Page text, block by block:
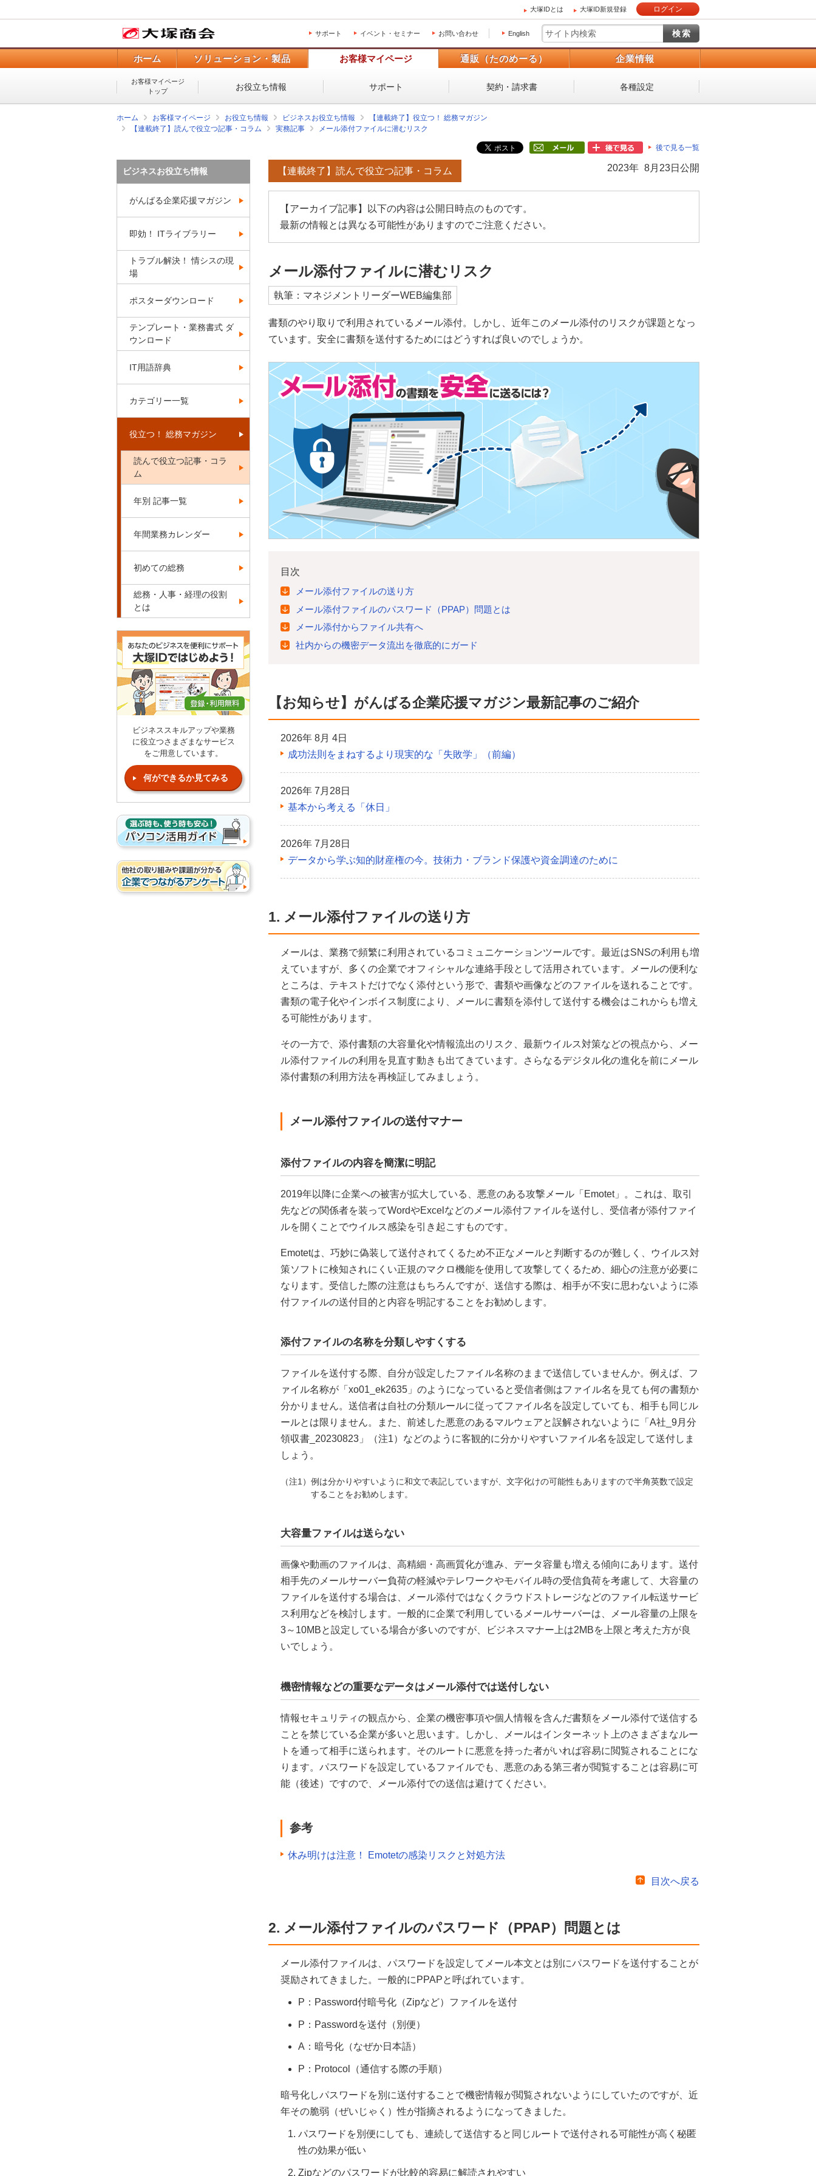
大塚IDとは 大塚ID新規登録 ログイン
サポート イベント・セミナー お問い合わせ English
ホーム ソリューション・製品 お客様マイページ 通販（たのめーる） 企業情報
お客様マイページ
トップ
お役立ち情報 サポート 契約・請求書 各種設定
ホーム お客様マイページ お役立ち情報 ビジネスお役立ち情報
【連載終了】役立つ！ 総務マガジン
【連載終了】読んで役立つ記事・コラム
実務記事 メール添付ファイルに潜むリスク
後で見る一覧
2023年 8月23日公開
【連載終了】読んで役立つ記事・コラム
【アーカイブ記事】以下の内容は公開日時点のものです。
最新の情報とは異なる可能性がありますのでご注意ください。
メール添付ファイルに潜むリスク
執筆：マネジメントリーダーWEB編集部
書類のやり取りで利用されているメール添付。しかし、近年このメール添付のリスクが課題となっ
ています。安全に書類を送付するためにはどうすれば良いのでしょうか。
目次
メール添付ファイルの送り方
メール添付ファイルのパスワード（PPAP）問題とは
メール添付からファイル共有へ
社内からの機密データ流出を徹底的にガード
【お知らせ】がんばる企業応援マガジン最新記事のご紹介
2026年 8月 4日
成功法則をまねするより現実的な「失敗学」（前編）
2026年 7月28日
基本から考える「休日」
2026年 7月28日
データから学ぶ知的財産権の今。技術力・ブランド保護や資金調達のために
1. メール添付ファイルの送り方
メールは、業務で頻繁に利用されているコミュニケーションツールです。最近はSNSの利用も増
えていますが、多くの企業でオフィシャルな連絡手段として活用されています。メールの便利な
ところは、テキストだけでなく添付という形で、書類や画像などのファイルを送れることです。
書類の電子化やインボイス制度により、メールに書類を添付して送付する機会はこれからも増え
る可能性があります。
その一方で、添付書類の大容量化や情報流出のリスク、最新ウイルス対策などの視点から、メー
ル添付ファイルの利用を見直す動きも出てきています。さらなるデジタル化の進化を前にメール
添付書類の利用方法を再検証してみましょう。
メール添付ファイルの送付マナー
添付ファイルの内容を簡潔に明記
2019年以降に企業への被害が拡大している、悪意のある攻撃メール「Emotet」。これは、取引
先などの関係者を装ってWordやExcelなどのメール添付ファイルを送付し、受信者が添付ファイ
ルを開くことでウイルス感染を引き起こすものです。
Emotetは、巧妙に偽装して送付されてくるため不正なメールと判断するのが難しく、ウイルス対
策ソフトに検知されにくい正規のマクロ機能を使用して攻撃してくるため、細心の注意が必要に
なります。受信した際の注意はもちろんですが、送信する際は、相手が不安に思わないように添
付ファイルの送付目的と内容を明記することをお勧めします。
添付ファイルの名称を分類しやすくする
ファイルを送付する際、自分が設定したファイル名称のままで送信していませんか。例えば、フ
ァイル名称が「xo01_ek2635」のようになっていると受信者側はファイル名を見ても何の書類か
分かりません。送信者は自社の分類ルールに従ってファイル名を設定していても、相手も同じル
ールとは限りません。また、前述した悪意のあるマルウェアと誤解されないように「A社_9月分
領収書_20230823」（注1）などのように客観的に分かりやすいファイル名を設定して送付しま
しょう。
（注1）例は分かりやすいように和文で表記していますが、文字化けの可能性もありますので半角英数で設定
することをお勧めします。
大容量ファイルは送らない
画像や動画のファイルは、高精細・高画質化が進み、データ容量も増える傾向にあります。送付
相手先のメールサーバー負荷の軽減やテレワークやモバイル時の受信負荷を考慮して、大容量の
ファイルを送付する場合は、メール添付ではなくクラウドストレージなどのファイル転送サービ
ス利用などを検討します。一般的に企業で利用しているメールサーバーは、メール容量の上限を
3～10MBと設定している場合が多いのですが、ビジネスマナー上は2MBを上限と考えた方が良
いでしょう。
機密情報などの重要なデータはメール添付では送付しない
情報セキュリティの観点から、企業の機密事項や個人情報を含んだ書類をメール添付で送信する
ことを禁じている企業が多いと思います。しかし、メールはインターネット上のさまざまなルー
トを通って相手に送られます。そのルートに悪意を持った者がいれば容易に閲覧されることにな
ります。パスワードを設定しているファイルでも、悪意のある第三者が閲覧することは容易に可
能（後述）ですので、メール添付での送信は避けてください。
参考
休み明けは注意！ Emotetの感染リスクと対処方法
目次へ戻る
2. メール添付ファイルのパスワード（PPAP）問題とは
メール添付ファイルは、パスワードを設定してメール本文とは別にパスワードを送付することが
奨励されてきました。一般的にPPAPと呼ばれています。
P：Password付暗号化（Zipなど）ファイルを送付
P：Passwordを送付（別便）
A：暗号化（なぜか日本語）
P：Protocol（通信する際の手順）
暗号化しパスワードを別に送付することで機密情報が閲覧されないようにしていたのですが、近
年その脆弱（ぜいじゃく）性が指摘されるようになってきました。
パスワードを別便にしても、連続して送信すると同じルートで送付される可能性が高く秘匿
性の効果が低い
Zipなどのパスワードが比較的容易に解読されやすい
ビジネスお役立ち情報
がんばる企業応援マガジン
即効！ ITライブラリー
トラブル解決！ 情シスの現
場
ポスターダウンロード
テンプレート・業務書式 ダ
ウンロード
IT用語辞典
カテゴリー一覧
役立つ！ 総務マガジン
読んで役立つ記事・コラ
ム
年別 記事一覧
年間業務カレンダー
初めての総務
総務・人事・経理の役割
とは
ビジネススキルアップや業務
に役立つさまざまなサービス
をご用意しています。
何ができるか見てみる